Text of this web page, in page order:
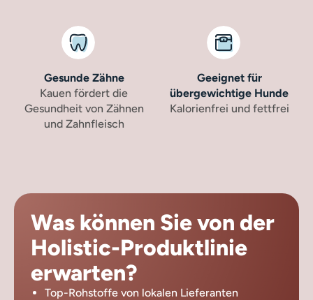
Gesunde Zähne
Kauen fördert die
Gesundheit von Zähnen
und Zahnfleisch
Geeignet für
übergewichtige Hunde
Kalorienfrei und fettfrei
Was können Sie von der
Holistic-Produktlinie
erwarten?
Top-Rohstoffe von lokalen Lieferanten